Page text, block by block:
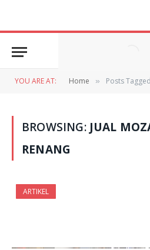
YOU ARE AT: Home » Posts
BROWSING: JUAL
RENANG
ARTIKEL